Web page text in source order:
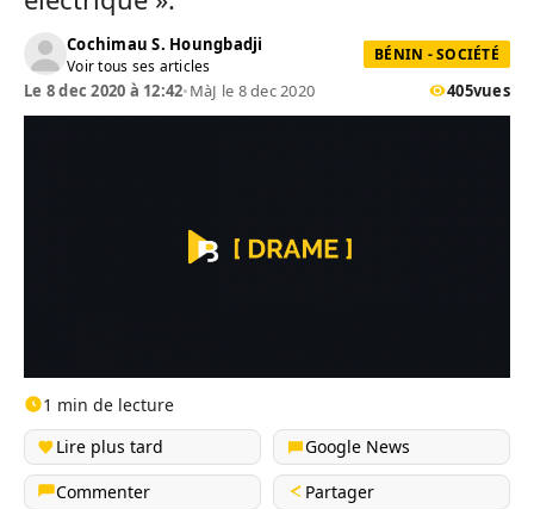
Cochimau S. Houngbadji
Voir tous ses articles
BÉNIN - SOCIÉTÉ
Le 8 dec 2020 à 12:42•MàJ le 8 dec 2020 405vues
1 min de lecture
Lire plus tard
Google News
Commenter
Partager